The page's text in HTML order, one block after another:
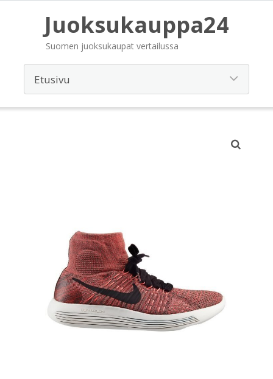
Juoksukauppa24
Suomen juoksukaupat vertailussa